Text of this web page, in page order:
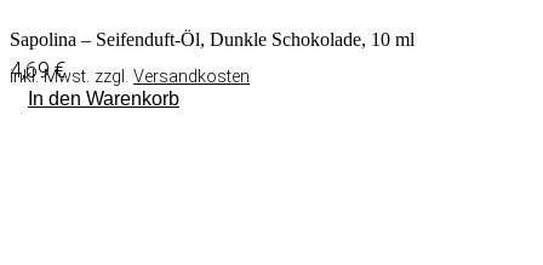
Sapolina – Seifenduft-Öl, Dunkle Schokolade, 10 ml
4,69€
inkl. Mwst. zzgl. Versandkosten
In den Warenkorb